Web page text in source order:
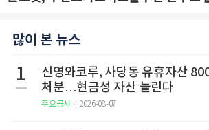
많이 본 뉴스
1
신영와코루, 사당동 유휴자산
처분…현금성 자산 늘린다
주요공시 2026-08-07